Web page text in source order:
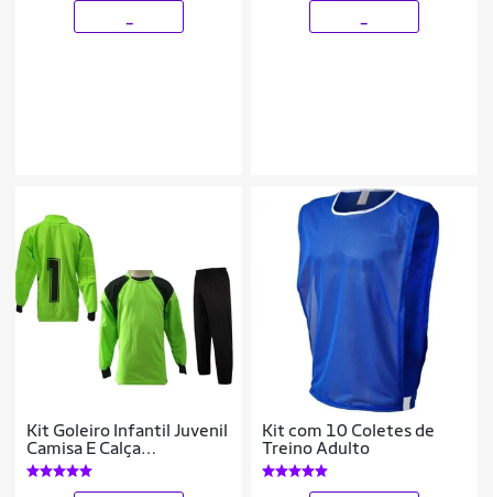
Kit Goleiro Infantil Juvenil
Camisa E Calça
Acolchoada Novo Modelo
Kit com 10 Coletes de
Treino Adulto